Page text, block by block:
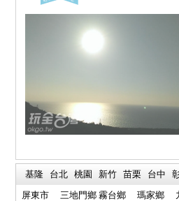
基隆 台北 桃園 新竹 苗栗 台中
屏東市
三地門鄉 霧台鄉 瑪家鄉